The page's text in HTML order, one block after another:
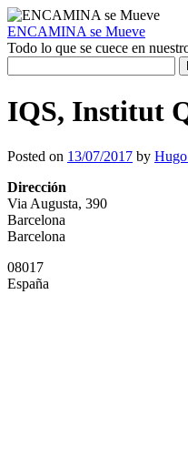
ENCAMINA se Mueve
Todo lo que se cuece en
IQS, Institut
Posted on 13/07/2017 by Hugo
Dirección
Via Augusta, 390
Barcelona
Barcelona
08017
España